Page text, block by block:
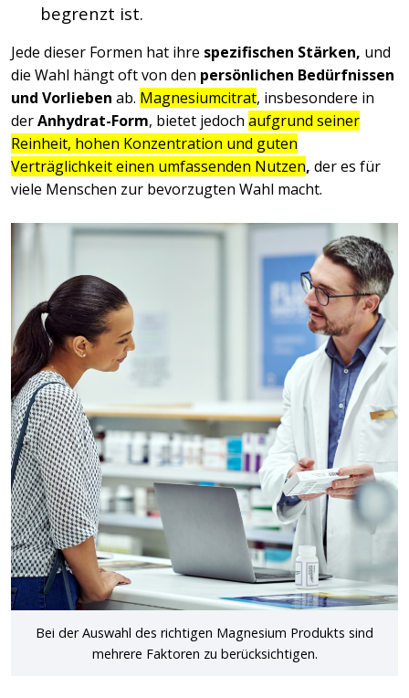
begrenzt ist.
Jede dieser Formen hat ihre spezifischen Stärken, und
die Wahl hängt oft von den persönlichen Bedürfnissen
und Vorlieben ab. Magnesiumcitrat, insbesondere in
derAnhydrat-Form, bietet jedoch aufgrund seiner
Reinheit, hohen Konzentration und guten
Verträglichkeit einen umfassenden Nutzen, der es für
viele Menschen zur bevorzugten Wahl macht.
Bei der Auswahl des richtigen Magnesium Produkts sind
mehrere Faktoren zu berücksichtigen.